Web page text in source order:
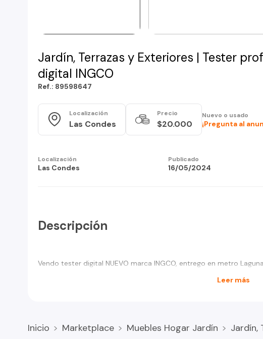
Jardín, Terrazas y Exteriores | Tester
digital INGCO
Ref.: 89598647
Localización
Las Condes
Precio
$20.000
Nuevo o usado
¡Pregunta al
Localización
Las Condes
Publicado
16/05/2024
Descripción
Vendo tester digital NUEVO marca INGCO, entrego en metro
Leer más
Inicio Marketplace Muebles Hogar Jardín Jardín,